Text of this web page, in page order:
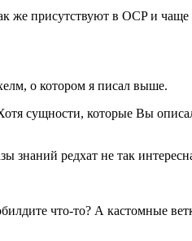
же присутствуют в OCP и
о котором я писал выше.
сущности, которые Вы
редхат не так
что-то? А кастомные